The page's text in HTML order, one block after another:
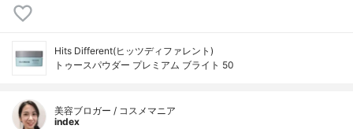
Hits Different(ヒッツディファレント)
トゥースパウダー プレミアム ブライト 50
美容ブロガー / コスメマニア
index